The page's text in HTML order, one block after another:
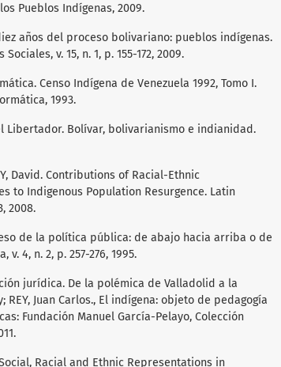
Pueblos Indígenas, 2009.
años del proceso bolivariano: pueblos indígenas.
v. 15, n. 1, p. 155-172, 2009.
Censo Indígena de Venezuela 1992, Tomo I.
1993.
Libertador. Bolívar, bolivarianismo e indianidad.
David. Contributions of Racial-Ethnic
to Indigenous Population Resurgence. Latin
2008.
de la política pública: de abajo hacia arriba o de
4, n. 2, p. 257-276, 1995.
jurídica. De la polémica de Valladolid a la
REY, Juan Carlos., El indígena: objeto de pedagogía
Fundación Manuel García-Pelayo, Colección
Racial and Ethnic Representations in